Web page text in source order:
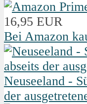
16,95 EUR
Bei Amazon
Neuseeland -
der